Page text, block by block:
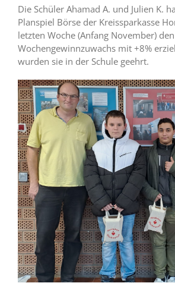
Die Schüler Ahamad A. und Julien K.
Planspiel Börse der Kreissparkasse
letzten Woche (Anfang November)
Wochengewinnzuwachs mit +8%
wurden sie in der Schule geehrt.